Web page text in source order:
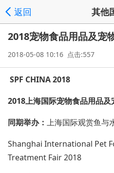
返回 其他
2018宠物食品用品及宠
2018-05-08 10:16 点击:557
SPF CHINA 2018
2018上海国际宠物食品用品
同期举办： 上海国际观赏鱼与
Shanghai International Pet
Treatment Fair 2018